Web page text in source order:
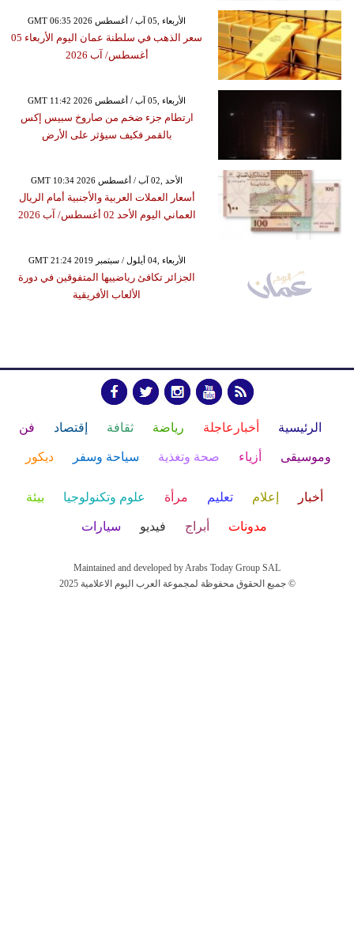
GMT 06:35 2026 الأربعاء ,05 آب / أغسطس
سعر الذهب في سلطنة عمان اليوم الأربعاء 05
أغسطس/ آب 2026
GMT 11:42 2026 الأربعاء ,05 آب / أغسطس
ارتطام جزء ضخم من صاروخ سبيس إكس
بالقمر فكيف سيؤثر على الأرض
GMT 10:34 2026 الأحد ,02 آب / أغسطس
أسعار العملات العربية والأجنبية أمام الريال
العماني اليوم الأحد 02 أغسطس/ آب 2026
GMT 21:24 2019 الأربعاء ,04 أيلول / سبتمبر
الجزائر تكافئ رياضييها المتفوقين في دورة
الألعاب الأفريقية
الرئيسية أخبارعاجلة رياضة ثقافة إقتصاد فن
وموسيقى أزياء صحة وتغذية سياحة وسفر ديكور
أخبار إعلام تعليم مرأة علوم وتكنولوجيا بيئة
مدونات أبراج فيديو سيارات
Maintained and developed by Arabs Today Group SAL
جميع الحقوق محفوظة لمجموعة العرب اليوم الاعلامية 2025 ©